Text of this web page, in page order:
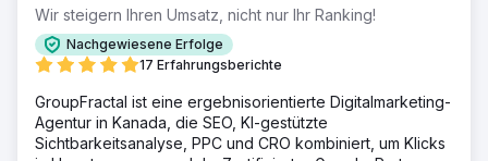
Wir steigern Ihren Umsatz, nicht nur Ihr Ranking!
Nachgewiesene Erfolge
17 Erfahrungsberichte
GroupFractal ist eine ergebnisorientierte Digitalmarketing-
Agentur in Kanada, die SEO, KI-gestützte
Sichtbarkeitsanalyse, PPC und CRO kombiniert, um Klicks